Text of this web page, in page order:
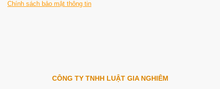
Chính sách bảo mật thông tin
CÔNG TY TNHH LUẬT GIA NGHIÊM